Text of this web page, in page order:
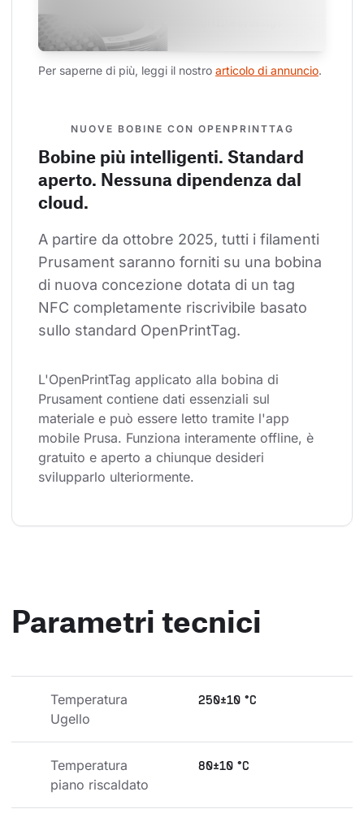
Per saperne di più, leggi il nostro articolo di annuncio.
NUOVE BOBINE CON OPENPRINTTAG
Bobine più intelligenti. Standard
aperto. Nessuna dipendenza dal
cloud.
A partire da ottobre 2025, tutti i filamenti
Prusament saranno forniti su una bobina
di nuova concezione dotata di un tag
NFC completamente riscrivibile basato
sullo standard OpenPrintTag.
L'OpenPrintTag applicato alla bobina di
Prusament contiene dati essenziali sul
materiale e può essere letto tramite l'app
mobile Prusa. Funziona interamente offline, è
gratuito e aperto a chiunque desideri
svilupparlo ulteriormente.
Parametri tecnici
Temperatura
Ugello
250±10 °C
Temperatura
piano riscaldato
80±10 °C